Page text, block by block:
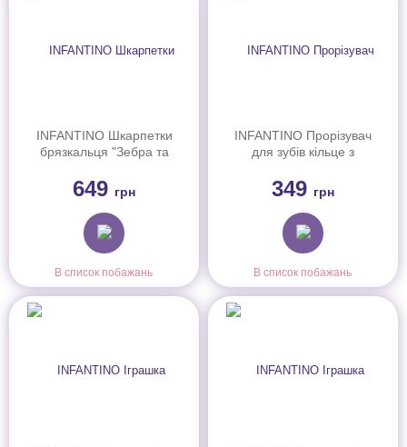
INFANTINO Шкарпетки
брязкальця "Зебра та
649 грн
В список побажань
INFANTINO Прорізувач
для зубів кільце з
349 грн
В список побажань